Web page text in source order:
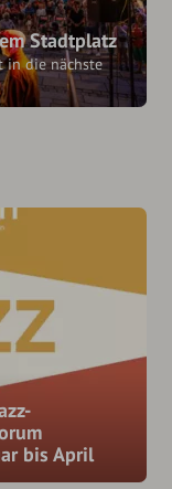
Stadtplatz
in die nächste
bis April